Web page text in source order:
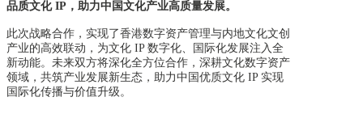
品质文化 IP，助力中国文化产业高质量发展。
此次战略合作，实现了香港数字资产管理与内地文化文创
产业的高效联动，为文化 IP 数字化、国际化发展注入全
新动能。未来双方将深化全方位合作，深耕文化数字资产
领域，共筑产业发展新生态，助力中国优质文化 IP 实现
国际化传播与价值升级。